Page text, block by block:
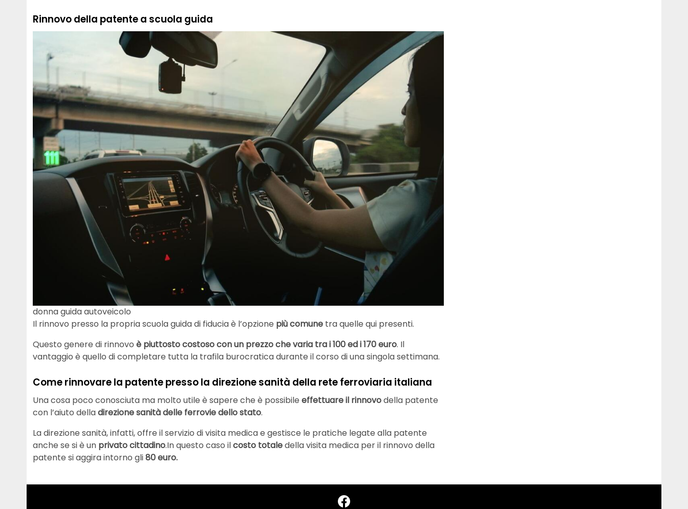
Rinnovo della patente a scuola guida
donna guida autoveicolo
Il rinnovo presso la propria scuola guida di fiducia è l’opzione più comune tra quelle qui presenti.
Questo genere di rinnovo è piuttosto costoso con un prezzo che varia tra i 100 ed i 170 euro. Il
vantaggio è quello di completare tutta la trafila burocratica durante il corso di una singola settimana.
Come rinnovare la patente presso la direzione sanità della rete ferroviaria italiana
Una cosa poco conosciuta ma molto utile è sapere che è possibile effettuare il rinnovodella patente
con l’aiuto delladirezione sanità delle ferrovie dello stato.
La direzione sanità, infatti, offre il servizio di visita medica e gestisce le pratiche legate alla patente
anche se si è un privato cittadino.In questo caso ilcosto totaledella visita medica per il rinnovo della
patente si aggira intorno gli80 euro.